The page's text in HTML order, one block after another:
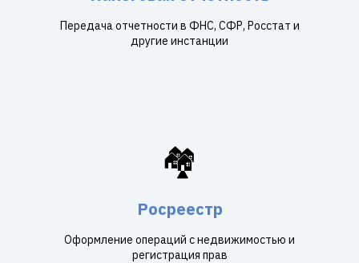
Передача отчетности в ФНС, СФР, Росстат и
другие инстанции
🏘️
Росреестр
Оформление операций с недвижимостью и
регистрация прав